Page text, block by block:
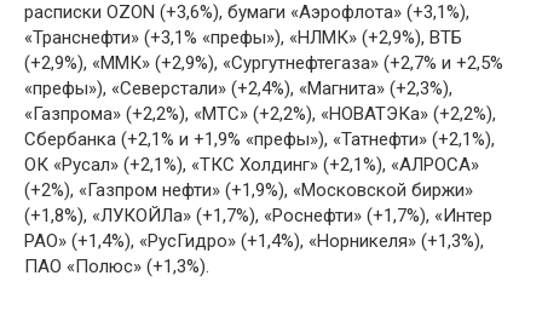
расписки OZON (+3,6%), бумаги «Аэрофлота» (+3,1%),
«Транснефти» (+3,1% «префы»), «НЛМК» (+2,9%), ВТБ
(+2,9%), «ММК» (+2,9%), «Сургутнефтегаза» (+2,7% и +2,5%
«префы»), «Северстали» (+2,4%), «Магнита» (+2,3%),
«Газпрома» (+2,2%), «МТС» (+2,2%), «НОВАТЭКа» (+2,2%),
Сбербанка (+2,1% и +1,9% «префы»), «Татнефти» (+2,1%),
ОК «Русал» (+2,1%), «ТКС Холдинг» (+2,1%), «АЛРОСА»
(+2%), «Газпром нефти» (+1,9%), «Московской биржи»
(+1,8%), «ЛУКОЙЛа» (+1,7%), «Роснефти» (+1,7%), «Интер
РАО» (+1,4%), «РусГидро» (+1,4%), «Норникеля» (+1,3%),
ПАО «Полюс» (+1,3%).